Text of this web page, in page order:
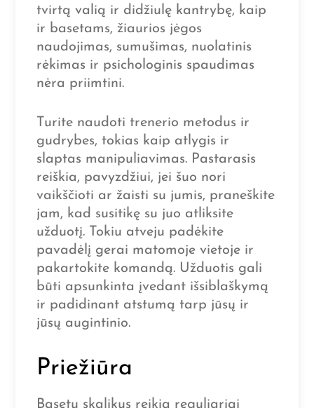
tvirtą valią ir didžiulę kantrybę, kaip
ir basetams, žiaurios jėgos
naudojimas, sumušimas, nuolatinis
rėkimas ir psichologinis spaudimas
nėra priimtini.
Turite naudoti trenerio metodus ir
gudrybes, tokias kaip atlygis ir
slaptas manipuliavimas. Pastarasis
reiškia, pavyzdžiui, jei šuo nori
vaikščioti ar žaisti su jumis, praneškite
jam, kad susitikę su juo atliksite
užduotį. Tokiu atveju padėkite
pavadėlį gerai matomoje vietoje ir
pakartokite komandą. Užduotis gali
būti apsunkinta įvedant išsiblaškymą
ir padidinant atstumą tarp jūsų ir
jūsų augintinio.
Priežiūra
Basetų skalikus reikia reguliariai